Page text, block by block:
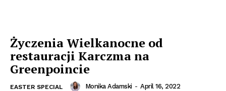
Życzenia Wielkanocne od
restauracji Karczma na
Greenpoincie
EASTER SPECIAL Monika Adamski - April 16, 2022